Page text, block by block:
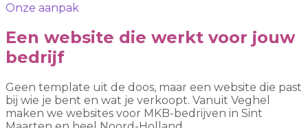
Onze aanpak
Een website die werkt voor jouw
bedrijf
Geen template uit de doos, maar een website die past
bij wie je bent en wat je verkoopt. Vanuit Veghel
maken we websites voor MKB-bedrijven in Sint